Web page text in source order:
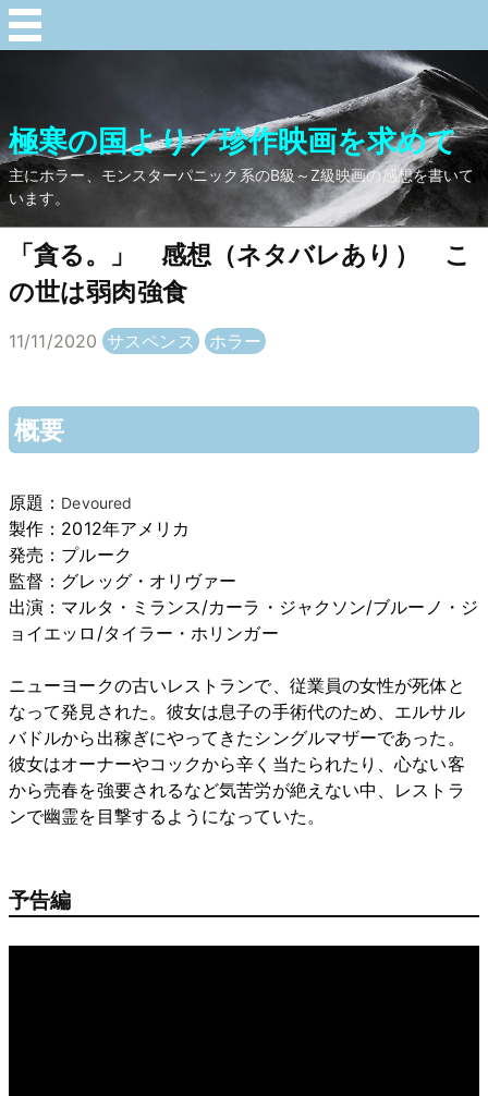
極寒の国より／珍作映画を求めて
主にホラー、モンスターパニック系のB級～Z級映画の感想を書いて
います。
「貪る。」 感想（ネタバレあり） こ
の世は弱肉強食
11/11/2020 サスペンス ホラー
概要
原題： Devoured
製作：2012年アメリカ
発売：プルーク
監督：グレッグ・オリヴァー
出演：マルタ・ミランス/カーラ・ジャクソン/ブルーノ・ジ
ョイエッロ/タイラー・ホリンガー
ニューヨークの古いレストランで、従業員の女性が死体と
なって発見された。彼女は息子の手術代のため、エルサル
バドルから出稼ぎにやってきたシングルマザーであった。
彼女はオーナーやコックから辛く当たられたり、心ない客
から売春を強要されるなど気苦労が絶えない中、レストラ
ンで幽霊を目撃するようになっていた。
予告編